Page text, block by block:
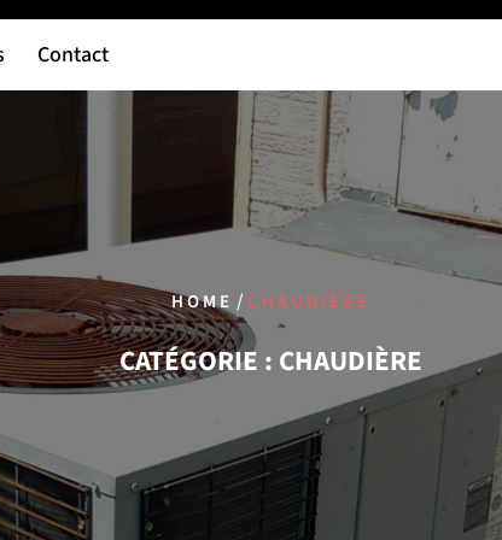
Contact
HOME / CHAUDIÈRE
CATÉGORIE : CHAUDIÈRE